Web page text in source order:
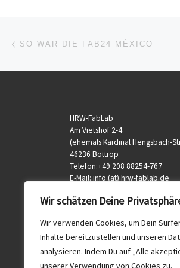
Wir schätzen Deine
Wir verwenden Cookies, um Dein
Inhalte bereitzustellen und unseren
analysieren. Indem Du auf „Alle
unserer Verwendung von Cookies zu.
Beitragsnavigation
SO WAR DIE FAB24 MÉXICO
HRW-FabLab
Am Vietshof 2-4
(ehemals Kardinal Hengsbach-
46236 Bottrop
Telefon:+49 208 88254-767
E-Mail: info (at) hrw-fablab.de